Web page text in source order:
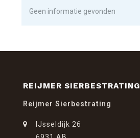
Geen informatie gevonden
REIJMER SIERBESTRATING
Reijmer Sierbestrating
IJsseldijk 26